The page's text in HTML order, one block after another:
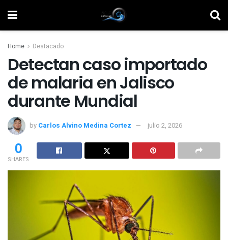
Home Destacado
Detectan caso importado
de malaria en Jalisco
durante Mundial
by Carlos Alvino Medina Cortez julio 2, 2026
0
SHARES